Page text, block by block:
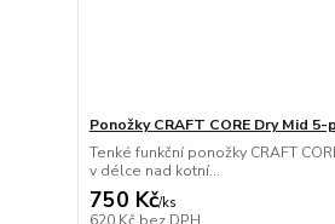
Ponožky CRAFT CORE Dry Mid 5-
Tenké funkční ponožky CRAFT
v délce nad kotní...
750 Kč/ks
620 Kč bez DPH